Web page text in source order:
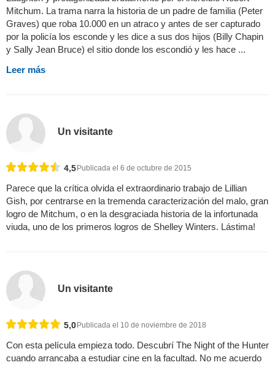
Mitchum. La trama narra la historia de un padre de familia (Peter
Graves) que roba 10.000 en un atraco y antes de ser capturado
por la policía los esconde y les dice a sus dos hijos (Billy Chapin
y Sally Jean Bruce) el sitio donde los escondió y les hace ...
Leer más
Un visitante
4,5Publicada el 6 de octubre de 2015
Parece que la crítica olvida el extraordinario trabajo de Lillian
Gish, por centrarse en la tremenda caracterización del malo, gran
logro de Mitchum, o en la desgraciada historia de la infortunada
viuda, uno de los primeros logros de Shelley Winters. Lástima!
Un visitante
5,0 Publicada el 10 de noviembre de 2018
Con esta película empieza todo. Descubrí The Night of the Hunter
cuando arrancaba a estudiar cine en la facultad. No me acuerdo